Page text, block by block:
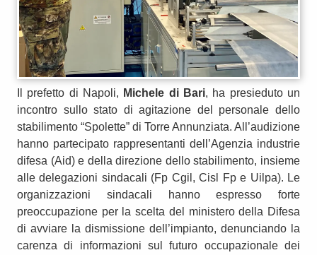
Il prefetto di Napoli, Michele di Bari, ha presieduto un
incontro sullo stato di agitazione del personale dello
stabilimento “Spolette” di Torre Annunziata. All’audizione
hanno partecipato rappresentanti dell’Agenzia industrie
difesa (Aid) e della direzione dello stabilimento, insieme
alle delegazioni sindacali (Fp Cgil, Cisl Fp e Uilpa). Le
organizzazioni sindacali hanno espresso forte
preoccupazione per la scelta del ministero della Difesa
di avviare la dismissione dell’impianto, denunciando la
carenza di informazioni sul futuro occupazionale dei